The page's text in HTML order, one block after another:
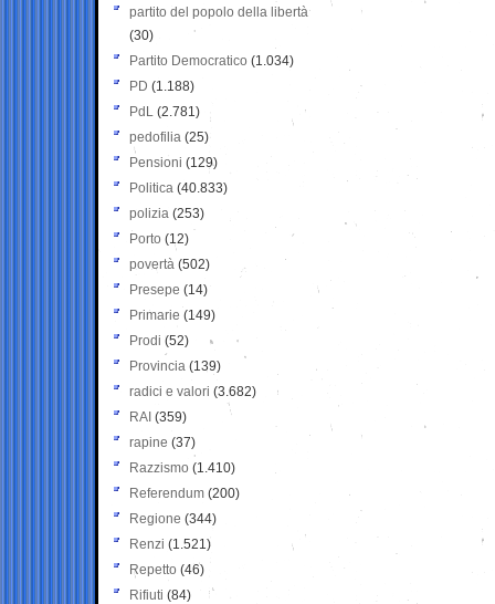
partito del popolo della libertà
(30)
Partito Democratico (1.034)
PD (1.188)
PdL (2.781)
pedofilia (25)
Pensioni (129)
Politica (40.833)
polizia (253)
Porto (12)
povertà (502)
Presepe (14)
Primarie (149)
Prodi (52)
Provincia (139)
radici e valori (3.682)
RAI (359)
rapine (37)
Razzismo (1.410)
Referendum (200)
Regione (344)
Renzi (1.521)
Repetto (46)
Rifiuti (84)